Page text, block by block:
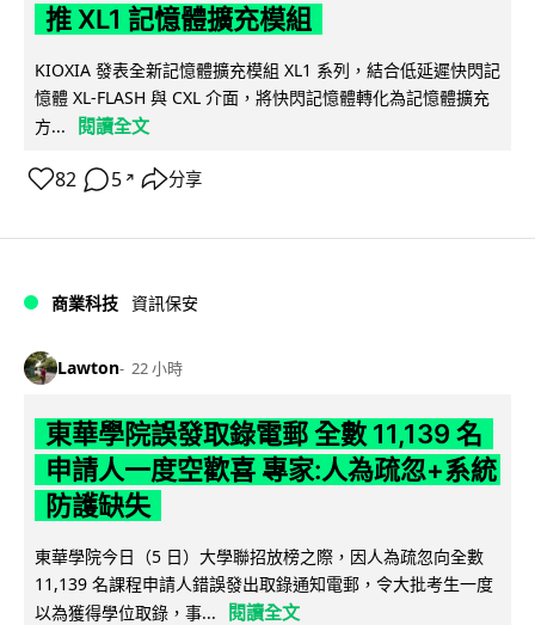
推 XL1 記憶體擴充模組
KIOXIA 發表全新記憶體擴充模組 XL1 系列，結合低延遲快閃記
憶體 XL-FLASH 與 CXL 介面，將快閃記憶體轉化為記憶體擴充
方...
閱讀全文
82 5 ↗ 分享
商業科技 資訊保安
Lawton 22 小時
東華學院誤發取錄電郵 全數 11,139 名
申請人一度空歡喜 專家:人為疏忽+系統
防護缺失
東華學院今日（5 日）大學聯招放榜之際，因人為疏忽向全數
11,139 名課程申請人錯誤發出取錄通知電郵，令大批考生一度
以為獲得學位取錄，事...
閱讀全文